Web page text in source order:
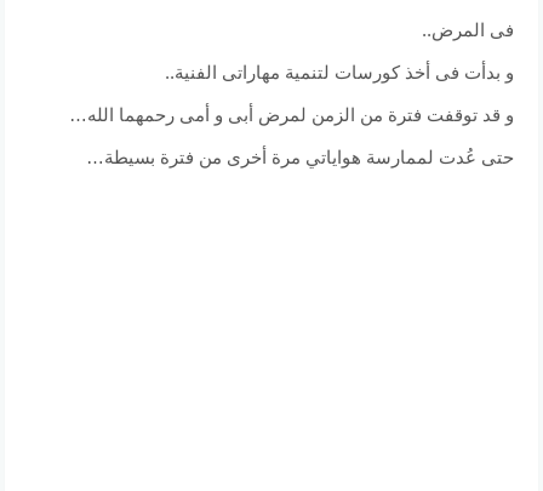
فى المرض..
و بدأت فى أخذ كورسات لتنمية مهاراتى الفنية..
و قد توقفت فترة من الزمن لمرض أبى و أمى رحمهما الله…
حتى عُدت لممارسة هواياتي مرة أخرى من فترة بسيطة…